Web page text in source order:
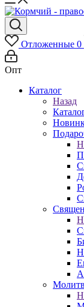
Отложенные 0
Опт
Каталог
Назад